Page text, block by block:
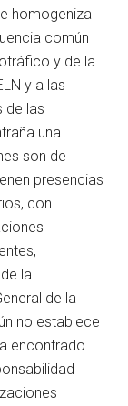
homogeniza
común
y de la
y a las
de las
una
son de
presencias
con
la
de la
no establece
encontrado